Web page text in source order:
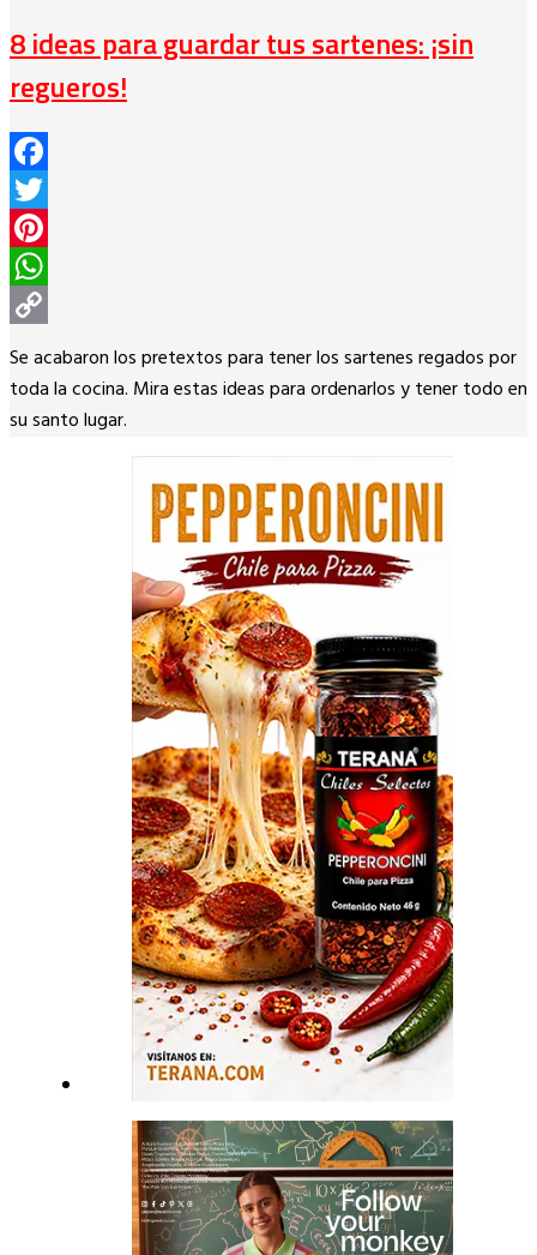
8 ideas para guardar tus sartenes: ¡sin
regueros!
Facebook
Twitter
Pinterest
WhatsApp
Copy
Link
Se acabaron los pretextos para tener los sartenes regados por
toda la cocina. Mira estas ideas para ordenarlos y tener todo en
su santo lugar.